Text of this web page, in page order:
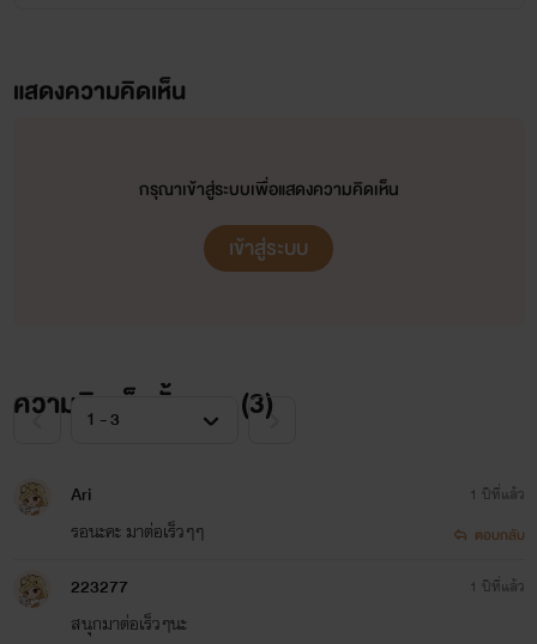
แสดงความคิดเห็น
กรุณาเข้าสู่ระบบเพื่อแสดงความคิดเห็น
เข้าสู่ระบบ
ความคิดเห็นทั้งหมด (3)
Ari
รอนะคะ มาต่อเร็วๆๆ
1 ปีที่แล้ว
ตอบกลับ
223277
สนุกมาต่อเร็วๆนะ
1 ปีที่แล้ว